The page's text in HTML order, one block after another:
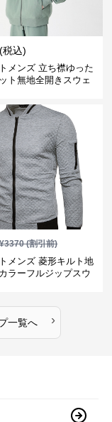
(税込)
メンズ 立ち襟ゆった
ト無地全開きスウェ
¥3370(割引前)
メンズ 菱形キルト地
ラーフルジップスウ
一覧へ ›